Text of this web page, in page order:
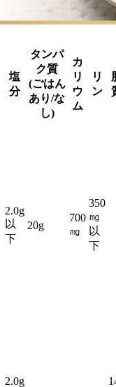
塩
分
タンパ
ク質
(ごはん
あり/な
し)
カ
リ
ウ
ム
リ
ン
2.0g
以
下
20g
700
㎎
350
㎎
以
下
2.0g